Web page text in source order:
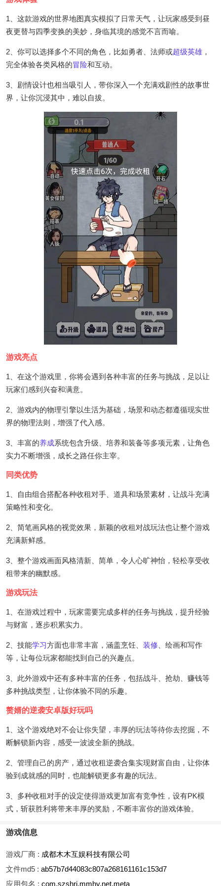
1、这款游戏的世界地图真实模拟了日常天气，让玩家感受到昼
夜更替与四季变换的美妙，身临其境的感觉不言而喻。
2、你可以选择多个不同的角色，比如勇者、法师或超级英雄 ，
完全体验各类风格的冒险和互动。
3、剧情设计也相当吸引人，带你深入一个充满戏剧性的故事世
界，让你沉浸其中，难以自拔。
游戏亮点
1、在这个游戏里，你将会遇到各种丰富的任务与挑战，足以让
玩家们感到兴奋和满意。
2、游戏内的物理引擎以生活为基础，场景和动态都遵循现实世
界的物理法则，增强了代入感。
3、丰富的养成系统包含升级、培养和装备等多项元素，让角色
实力不断增强，成长之路任你主宰。
同类优势
1、自由组合搭配各种收租对手、道具和场景素材，让战斗充满
策略性和变化。
2、简笔画风格的视觉效果，新颖的收租对战玩法也让整个游戏
充满新鲜感。
3、整个游戏画面风格清新、简单，令人心旷神怡，轻松享受收
租带来的幽默感。
游戏玩法
1、在游戏过程中，玩家需要完成多样的任务与挑战，提升经验
与财富，逐步积累实力。
2、技能学习方面也非常丰富，涵盖烹饪、 装修 、绘画和写作
等，让每位玩家都能找到自己的兴趣点。
3、此外游戏中还有多种丰富的任务，包括战斗、抢劫、赚钱等
多种挑战类型，让你体验不同的乐趣。
赘婿的逆袭安卓版好玩吗
1、这个游戏绝对不会让你失望，丰厚的玩法等待你去挖掘，不
断解锁新内容，感受一波波全新的挑战。
2、管理自己的房产，通过收租逆袭合集实现财富自由，让你体
验到成就感的同时，也能解锁更多有趣的玩法。
3、多种收租对手的设定使得游戏更加富有竞争性，设有PK模
式，斩获胜利将带来丰厚的奖励，不断丰富你的游戏体验。
游戏信息
游戏厂商 : 成都木木互娱科技有限公司
文件md5 : ab57b7d44083c807a268161161c153d7
应用包名 : com.szshrj.mmhy.net.meta